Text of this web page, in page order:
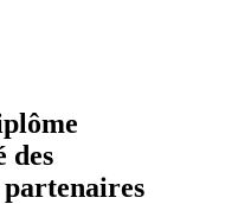
des
partenaires